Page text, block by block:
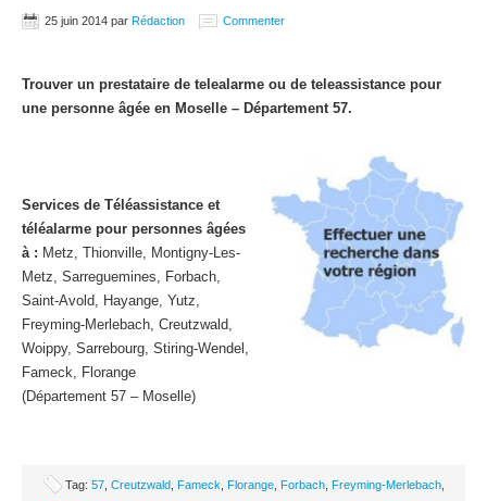
25 juin 2014 par Rédaction Commenter
Trouver un prestataire de telealarme ou de teleassistance pour
une personne âgée en Moselle – Département 57.
Services de Téléassistance et
téléalarme pour personnes âgées
à : Metz, Thionville, Montigny-Les-
Metz, Sarreguemines, Forbach,
Saint-Avold, Hayange, Yutz,
Freyming-Merlebach, Creutzwald,
Woippy, Sarrebourg, Stiring-Wendel,
Fameck, Florange
(Département 57 – Moselle)
Tag: 57 Creutzwald Fameck Florange Forbach Freyming-Merlebach